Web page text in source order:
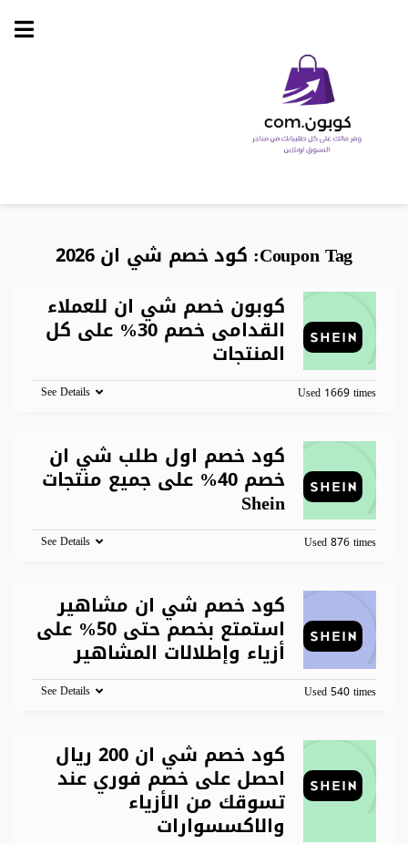
Skip
Coupon Tag: كود خصم شي ان 2026
كوبون خصم شي ان للعملاء
القدامى خصم 30% على كل
المنتجات
Used 1669 times
See Details
كود خصم اول طلب شي ان
خصم 40% على جميع منتجات
Shein
Used 876 times
See Details
كود خصم شي ان مشاهير
استمتع بخصم حتى 50% على
أزياء وإطلالات المشاهير
Used 540 times
See Details
كود خصم شي ان 200 ريال
احصل على خصم فوري عند
تسوقك من الأزياء
والاكسسوارات